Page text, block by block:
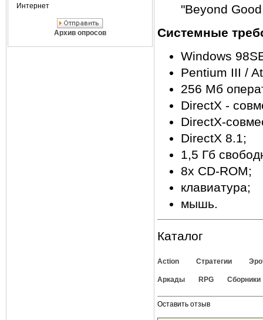
Интернет
Архив опросов
"Beyond
Системные
Windows
Pentium III /
256 Мб
DirectX -
DirectX-
DirectX 8.1;
1,5 Гб
8х CD-ROM;
клавиатура;
мышь.
Каталог
Action Стратегии
Аркады RPG Сборники
Оставить отзыв